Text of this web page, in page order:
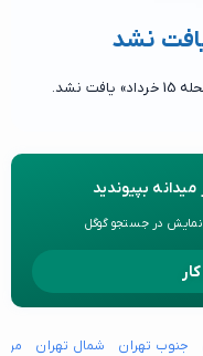
نشد
نشد.
بپیوندید
نمایش در جستجو گوگل
جنوب تهران شمال تهران